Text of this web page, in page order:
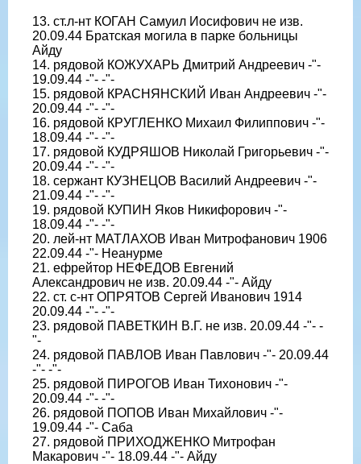
13. ст.л-нт КОГАН Самуил Иосифович не изв.
20.09.44 Братская могила в парке больницы
Айду
14. рядовой КОЖУХАРЬ Дмитрий Андреевич -"-
19.09.44 -"- -"-
15. рядовой КРАСНЯНСКИЙ Иван Андреевич -"-
20.09.44 -"- -"-
16. рядовой КРУГЛЕНКО Михаил Филиппович -"-
18.09.44 -"- -"-
17. рядовой КУДРЯШОВ Николай Григорьевич -"-
20.09.44 -"- -"-
18. сержант КУЗНЕЦОВ Василий Андреевич -"-
21.09.44 -"- -"-
19. рядовой КУПИН Яков Никифорович -"-
18.09.44 -"- -"-
20. лей-нт МАТЛАХОВ Иван Митрофанович 1906
22.09.44 -"- Неанурме
21. ефрейтор НЕФЕДОВ Евгений
Александрович не изв. 20.09.44 -"- Айду
22. ст. с-нт ОПРЯТОВ Сергей Иванович 1914
20.09.44 -"- -"-
23. рядовой ПАВЕТКИН В.Г. не изв. 20.09.44 -"- -
"-
24. рядовой ПАВЛОВ Иван Павлович -"- 20.09.44
-"- -"-
25. рядовой ПИРОГОВ Иван Тихонович -"-
20.09.44 -"- -"-
26. рядовой ПОПОВ Иван Михайлович -"-
19.09.44 -"- Саба
27. рядовой ПРИХОДЖЕНКО Митрофан
Макарович -"- 18.09.44 -"- Айду